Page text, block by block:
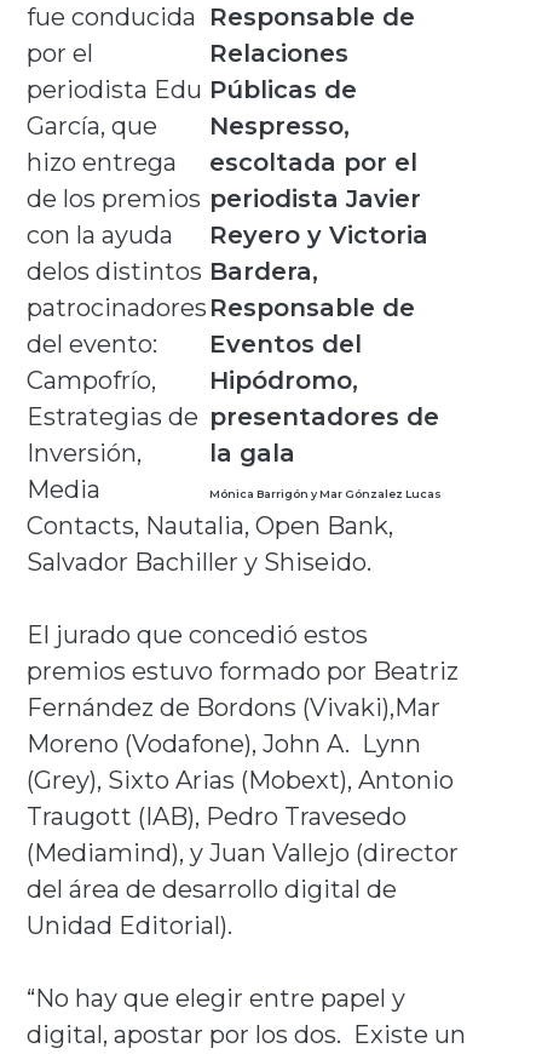
Mónica Barrigón y Mar Gónzalez Lucas
fue conducida
por el
periodista Edu
García, que
hizo entrega
de los premios
con la ayuda
delos distintos
patrocinadores
del evento:
Campofrío,
Estrategias de
Inversión,
Media
Contacts, Nautalia, Open Bank,
Salvador Bachiller y Shiseido.
El jurado que concedió estos
premios estuvo formado por Beatriz
Fernández de Bordons (Vivaki),Mar
Moreno (Vodafone), John A. Lynn
(Grey), Sixto Arias (Mobext), Antonio
Traugott (IAB), Pedro Travesedo
(Mediamind), y Juan Vallejo (director
del área de desarrollo digital de
Unidad Editorial).
“No hay que elegir entre papel y
digital, apostar por los dos. Existe un